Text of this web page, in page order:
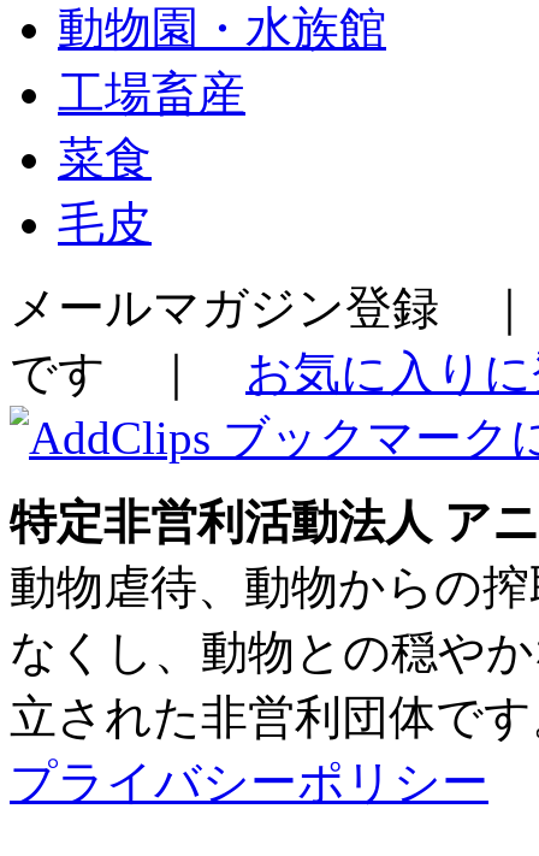
動物園・水族館
工場畜産
菜食
毛皮
メールマガジン登録
です ｜ お気に入り
特定非営利活動法人 ア
動物虐待、動物からの
なくし、動物との穏や
立された非営利団体で
プライバシーポリシー